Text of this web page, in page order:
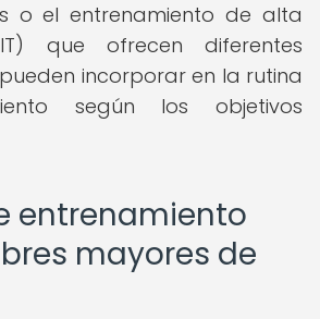
o el entrenamiento de alta
que ofrecen diferentes
incorporar en la rutina
según los objetivos
entrenamiento
mayores de